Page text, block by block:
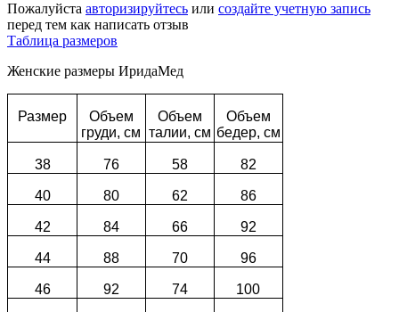
Пожалуйста авторизируйтесь или создайте учетную запись
перед тем как написать отзыв
Таблица размеров
Женские размеры ИридаМед
Размер
Объем
груди, см
Объем
талии, см
Объем
бедер, см
38 76 58 82
40 80 62 86
42 84 66 92
44 88 70 96
46 92 74 100